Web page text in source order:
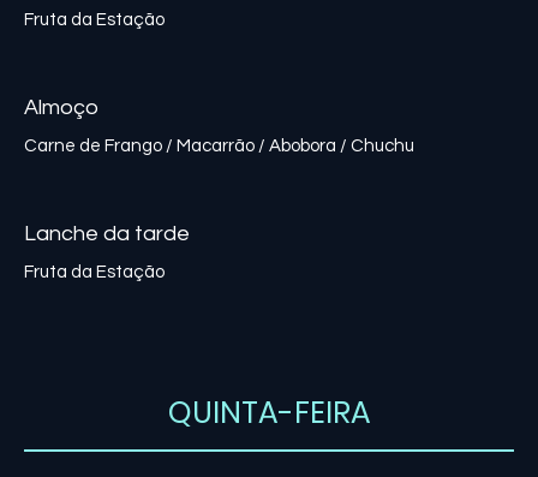
Fruta da Estação
Almoço
Carne de Frango / Macarrão / Abobora / Chuchu
Lanche da tarde
Fruta da Estação
QUINTA-FEIRA